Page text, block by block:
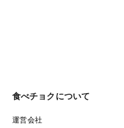
食べチョクについて
運営会社